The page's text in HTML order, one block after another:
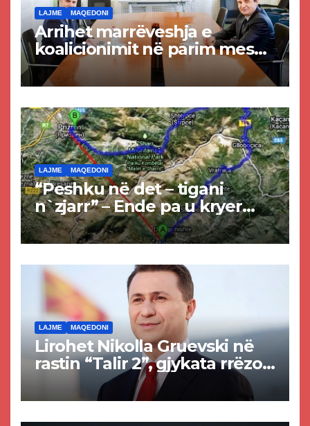
LAJME MAQEDONI
Arrihet marrëveshja e
koalicionimit në parim mes
Kurtit dhe Abdixhikut
LAJME MAQEDONI
“Peshku në det – tigani
n`zjarr” – Ende pa u kryer
projekti i tunelit, komuna e
Tetovës nis punimet për
LAJME MAQEDONI
Lirohet Nikolla Gruevski në
rastin “Talir 2”, gjykata rrëzon
akuzat për ndërtimin e
paligjshëm të selisë së